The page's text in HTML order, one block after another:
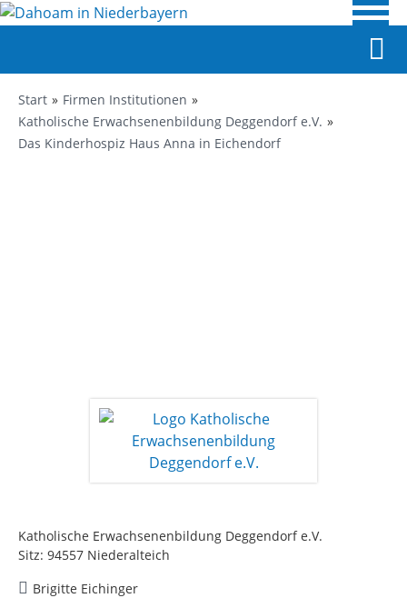
Start
Firmen Institutionen
Katholische Erwachsenenbildung Deggendorf e.V.
Das Kinderhospiz Haus Anna in Eichendorf
Katholische Erwachsenenbildung Deggendorf e.V.
Sitz: 94557 Niederalteich
Brigitte Eichinger